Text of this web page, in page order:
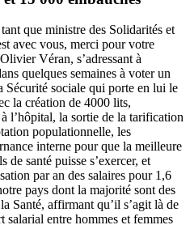
que ministre des Solidarités et
avec vous, merci pour votre
Véran, s’adressant à
quelques semaines à voter un
Sécurité sociale qui porte en lui le
la création de 4000 lits,
l’hôpital, la sortie de la tarification
populationnelle, les
interne pour que la meilleure
de santé puisse s’exercer, et
par an des salaires pour 1,6
pays dont la majorité sont des
Santé, affirmant qu’il s’agit là de
salarial entre hommes et femmes